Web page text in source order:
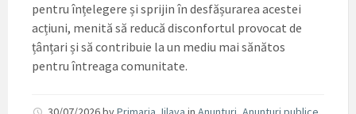
pentru înțelegere și sprijin în desfășurarea acestei
acțiuni, menită să reducă disconfortul provocat de
țânțari și să contribuie la un mediu mai sănătos
pentru întreaga comunitate.